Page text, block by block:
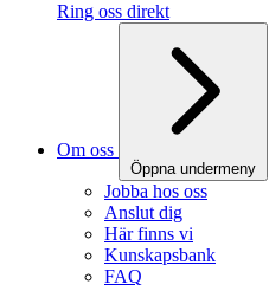
Ring oss direkt
Om oss
Öppna undermeny
Jobba hos oss
Anslut dig
Här finns vi
Kunskapsbank
FAQ